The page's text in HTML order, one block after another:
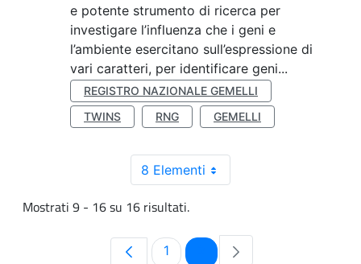
e potente strumento di ricerca per
investigare l’influenza che i geni e
l’ambiente esercitano sull’espressione di
vari caratteri, per identificare geni...
REGISTRO NAZIONALE GEMELLI
TWINS
RNG GEMELLI
8 Elementi
Mostrati 9 - 16 su 16 risultati.
Pagina
1 Pagina